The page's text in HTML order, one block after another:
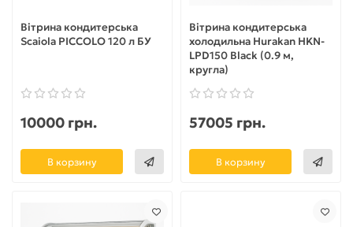
Вітрина кондитерська
Scaiola PICCOLO 120 л БУ
10000 грн.
В корзину
Вітрина кондитерська
холодильна Hurakan HKN-
LPD150 Black (0.9 м,
кругла)
57005 грн.
В корзину